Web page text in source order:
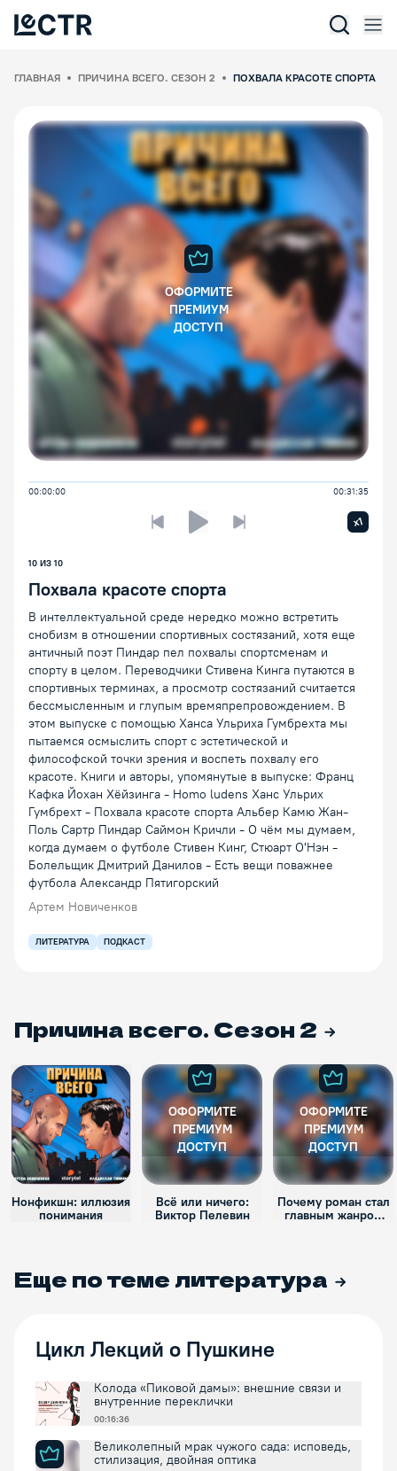
ГЛАВНАЯ ПРИЧИНА ВСЕГО. СЕЗОН 2 ПОХВАЛА КРАСОТЕ СПОРТА
ОФОРМИТЕ
ПРЕМИУМ
ДОСТУП
00:00:00 00:31:35
Предыдущая лекцияСледующая лекция
x1
10 ИЗ 10
Похвала красоте спорта
В интеллектуальной среде нередко можно встретить
снобизм в отношении спортивных состязаний, хотя еще
античный поэт Пиндар пел похвалы спортсменам и
спорту в целом. Переводчики Стивена Кинга путаются в
спортивных терминах, а просмотр состязаний считается
бессмысленным и глупым времяпрепровождением. В
этом выпуске с помощью Ханса Ульриха Гумбрехта мы
пытаемся осмыслить спорт с эстетической и
философской точки зрения и воспеть похвалу его
красоте. Книги и авторы, упомянутые в выпуске: Франц
Кафка Йохан Хёйзинга - Homo ludens Ханс Ульрих
Гумбрехт - Похвала красоте спорта Альбер Камю Жан-
Поль Сартр Пиндар Саймон Кричли - О чём мы думаем,
когда думаем о футболе Стивен Кинг, Стюарт О'Нэн -
Болельщик Дмитрий Данилов - Есть вещи поважнее
футбола Александр Пятигорский
Артем Новиченков
ЛИТЕРАТУРА ПОДКАСТ
Причина всего. Сезон 2
Нонфикшн: иллюзия
понимания
ОФОРМИТЕ
ПРЕМИУМ
ДОСТУП
Всё или ничего:
Виктор Пелевин
ОФОРМИТЕ
ПРЕМИУМ
ДОСТУП
Почему роман стал
главным жанром
Еще по теме литература
Цикл Лекций о Пушкине
Колода «Пиковой дамы»: внешние связи и
внутренние переклички
00:16:36
Великолепный мрак чужого сада: исповедь,
стилизация, двойная оптика